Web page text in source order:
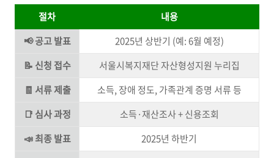
절차
내용
📢 공고 발표
2025년 상반기 (예: 6월 예정)
📝 신청 접수
서울시복지재단 자산형성지원 누리집
🧾 서류 제출
소득, 장애 정도, 가족관계 증명 서류 등
📑 심사 과정
소득·재산조사 + 신용조회
📣 최종 발표
2025년 하반기